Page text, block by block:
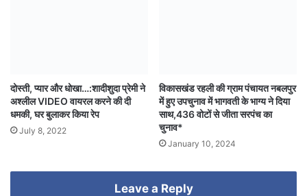
दोस्ती, प्यार और धोखा…:शादीशुदा प्रेमी ने
अश्लील VIDEO वायरल करने की दी
धमकी, घर बुलाकर किया रेप
July 8, 2022
विकासखंड रहली की ग्राम पंचायत नबलपुर
में हुए उपचुनाव में भागवती के भाग्य ने दिया
साथ,436 वोटों से जीता सरपंच का
चुनाव*
January 10, 2024
Leave a Reply